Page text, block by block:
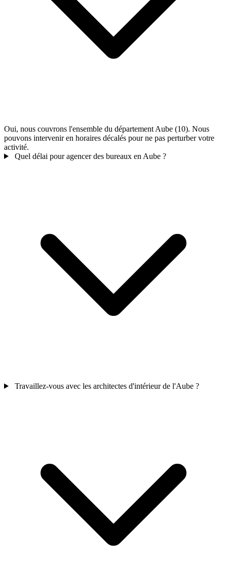
Oui, nous couvrons l'ensemble du département Aube (10). Nous
pouvons intervenir en horaires décalés pour ne pas perturber votre
activité.
Quel délai pour agencer des bureaux en Aube ?
Travaillez-vous avec les architectes d'intérieur de l'Aube ?